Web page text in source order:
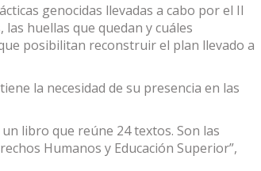
genocidas llevadas a cabo por el II
huellas que quedan y cuáles
posibilitan reconstruir el plan llevado a
la necesidad de su presencia en las
un libro que reúne 24 textos. Son las
Humanos y Educación Superior”,